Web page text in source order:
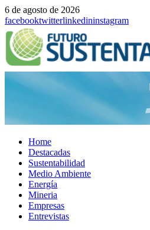
6 de agosto de 2026
facebooktwitterlinkedininstagram
Home
Destacadas
Sustentabilidad
Medio Ambiente
Energía
Mineria
Empresas
Entrevistas